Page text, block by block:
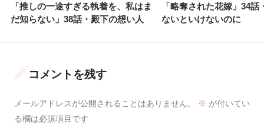
「推しの一途すぎる執着を、私はま
だ知らない」38話・殿下の想い人
「略奪された花嫁」34話
ないといけないのに
コメントを残す
メールアドレスが公開されることはありません。 ※ が付いてい
る欄は必須項目です